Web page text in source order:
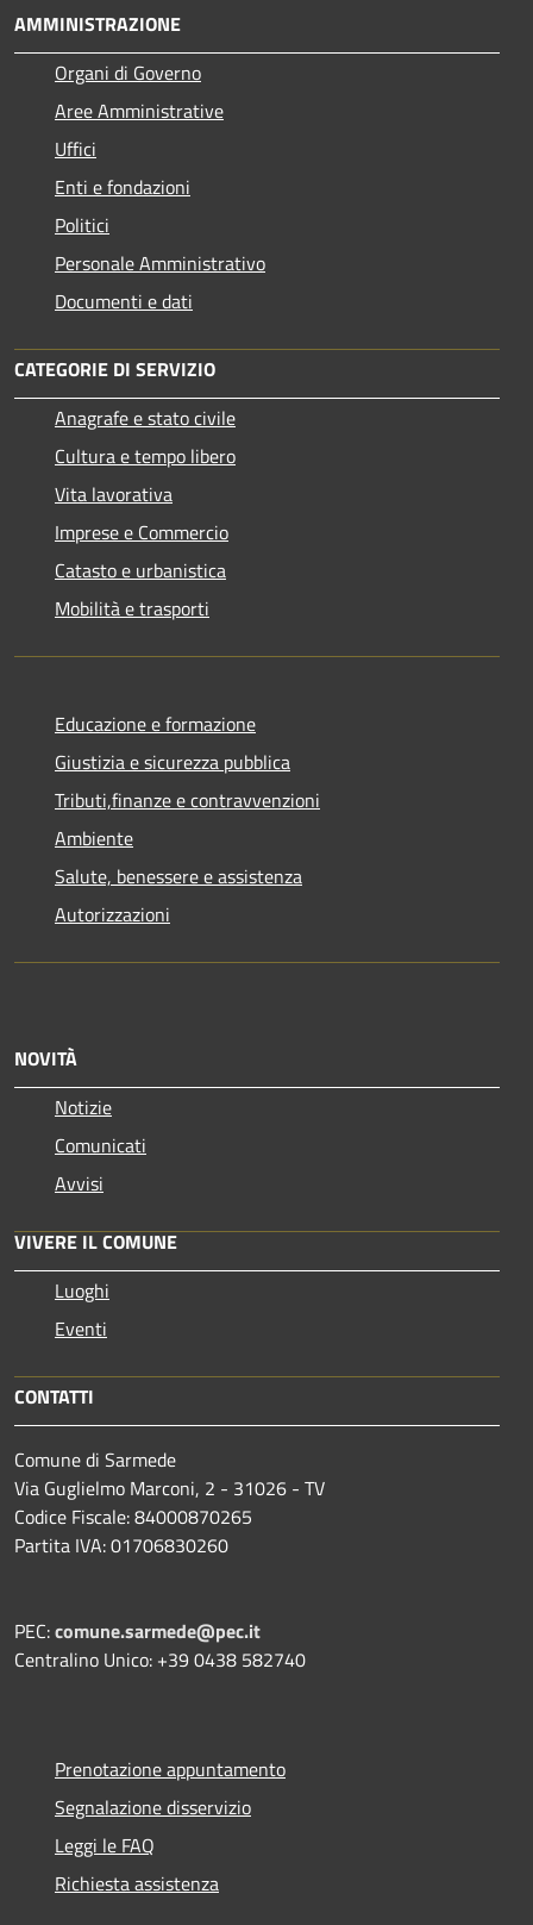
AMMINISTRAZIONE
Organi di Governo
Aree Amministrative
Uffici
Enti e fondazioni
Politici
Personale Amministrativo
Documenti e dati
CATEGORIE DI SERVIZIO
Anagrafe e stato civile
Cultura e tempo libero
Vita lavorativa
Imprese e Commercio
Catasto e urbanistica
Mobilità e trasporti
Educazione e formazione
Giustizia e sicurezza pubblica
Tributi,finanze e contravvenzioni
Ambiente
Salute, benessere e assistenza
Autorizzazioni
NOVITÀ
Notizie
Comunicati
Avvisi
VIVERE IL COMUNE
Luoghi
Eventi
CONTATTI
Comune di Sarmede
Via Guglielmo Marconi, 2 - 31026 - TV
Codice Fiscale: 84000870265
Partita IVA: 01706830260
PEC:comune.sarmede@pec.it
Centralino Unico: +39 0438 582740
Prenotazione appuntamento
Segnalazione disservizio
Leggi le FAQ
Richiesta assistenza